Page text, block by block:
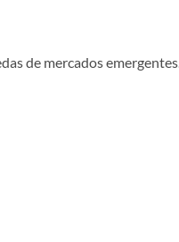
de mercados emergentes.